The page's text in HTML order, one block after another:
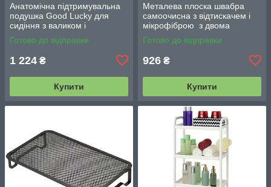
Анатомічна підтримувальна
подушка Good Lucky для
сидіння з валиком і
підлокітниками
Готово до відправки
1 224 ₴
Купити
Металева плоска швабра
самоочисна з відтискачем і
мікрофіброю з двома
змінними насадками M06
42см
Готово до відправки
926 ₴
Купити